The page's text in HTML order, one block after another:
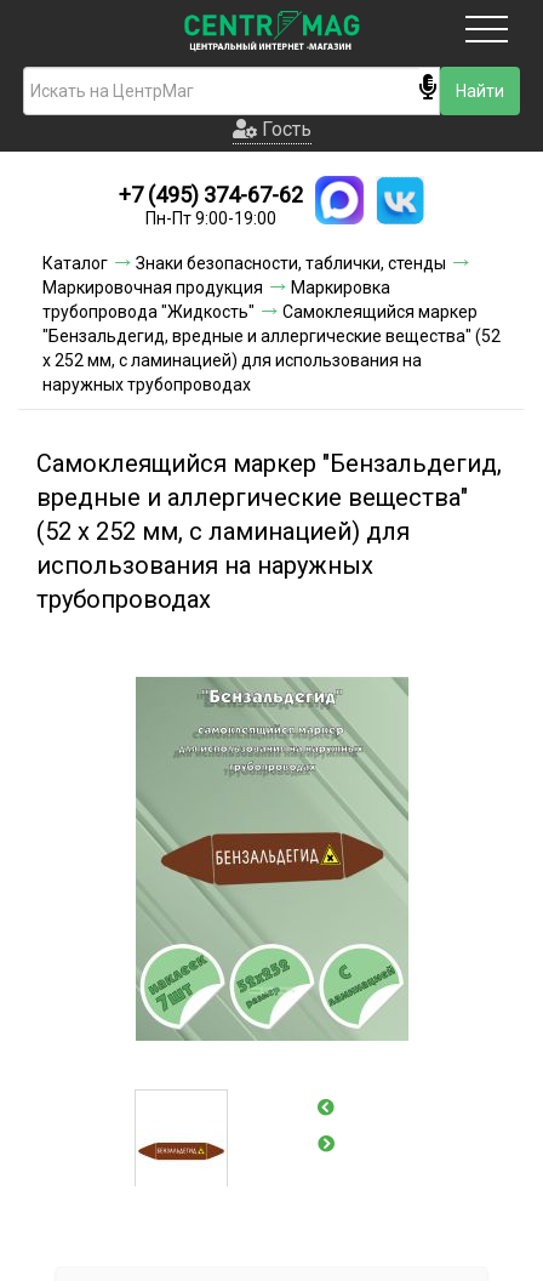
Гость
Новинки
Условия доставки
Условия оплаты
Контакты
Гость
+7 (495) 374-67-62
Пн-Пт 9:00-19:00
Каталог
Знаки безопасности, таблички, стенды
Маркировочная продукция
Маркировка
трубопровода "Жидкость"
Самоклеящийся маркер
"Бензальдегид, вредные и аллергические вещества" (52
х 252 мм, с ламинацией) для использования на
наружных трубопроводах
Самоклеящийся маркер "Бензальдегид,
вредные и аллергические вещества"
(52 х 252 мм, с ламинацией) для
использования на наружных
трубопроводах